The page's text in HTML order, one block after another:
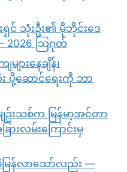
င် သုံးဦး၏ မိုဘိုင်းဒေ
2026 သြဂုတ်
ားနေချိန်၊
ပို့ဆောင်ရေးကို ဘာ
ျဉ်းသစ်က မြန်မာ့အင်တာ
းလမ်းကြောင်းမှ
မြန်လာသော်လည်း —